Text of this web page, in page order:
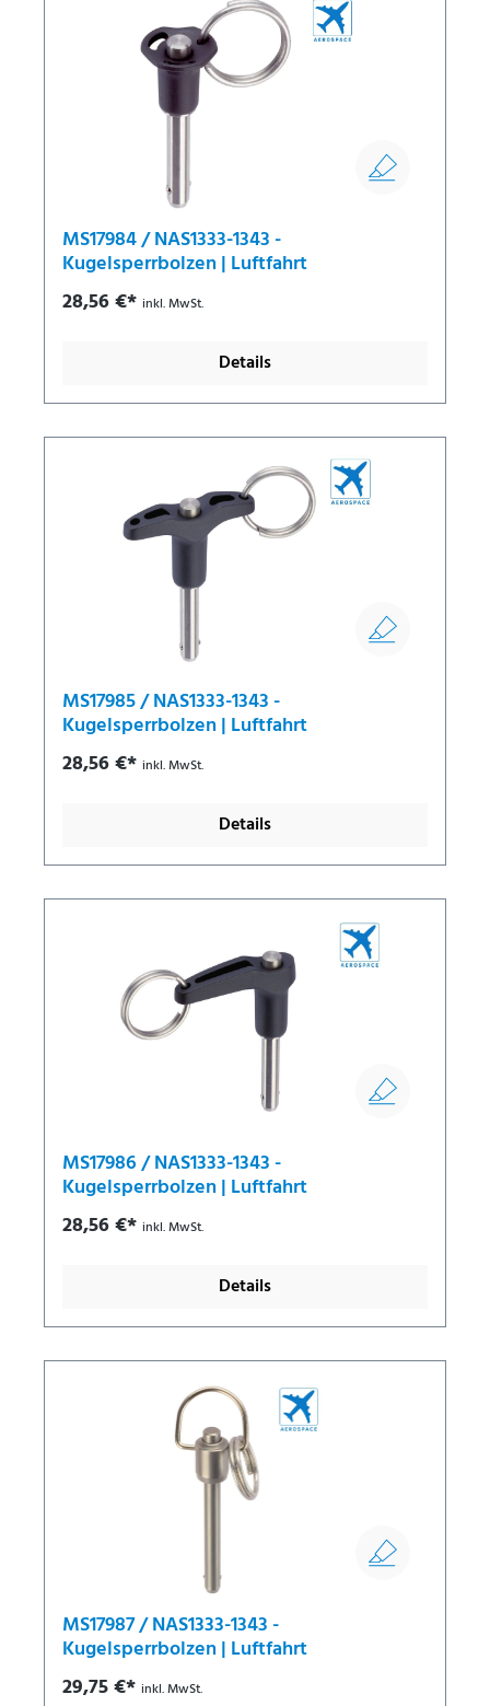
MS17984 / NAS1333-1343 -
Kugelsperrbolzen | Luftfahrt
28,56 €* inkl. MwSt.
Details
MS17985 / NAS1333-1343 -
Kugelsperrbolzen | Luftfahrt
28,56 €* inkl. MwSt.
Details
MS17986 / NAS1333-1343 -
Kugelsperrbolzen | Luftfahrt
28,56 €* inkl. MwSt.
Details
MS17987 / NAS1333-1343 -
Kugelsperrbolzen | Luftfahrt
29,75 €* inkl. MwSt.